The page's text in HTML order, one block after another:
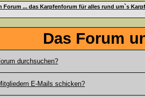
Forum ... das Karpfenforum für alles rund um`s
Das Forum
durchsuchen?
E-Mails schicken?